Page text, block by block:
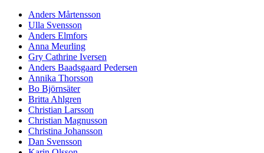
Anders Mårtensson
Ulla Svensson
Anders Elmfors
Anna Meurling
Gry Cathrine Iversen
Anders Baadsgaard Pedersen
Annika Thorsson
Bo Björnsäter
Britta Ahlgren
Christian Larsson
Christian Magnusson
Christina Johansson
Dan Svensson